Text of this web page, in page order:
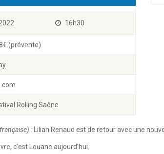
16h30
(prévente)
Rolling Saône
: Lilian Renaud est de retour avec une
c’est Louane aujourd’hui.